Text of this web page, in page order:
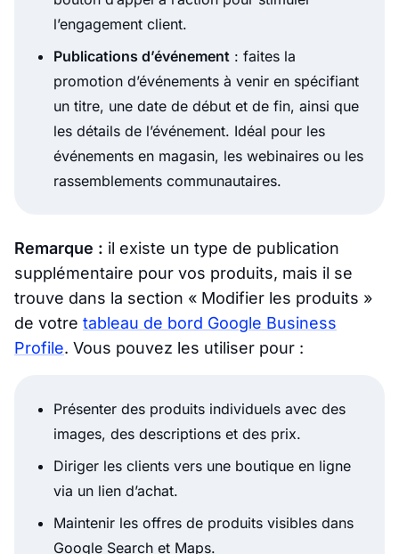
l’engagement client.
Publications d’événement : faites la
promotion d’événements à venir en spécifiant
un titre, une date de début et de fin, ainsi que
les détails de l’événement. Idéal pour les
événements en magasin, les webinaires ou les
rassemblements communautaires.
Remarque : il existe un type de publication
supplémentaire pour vos produits, mais il se
trouve dans la section « Modifier les produits »
de votre tableau de bord Google Business
Profile. Vous pouvez les utiliser pour :
Présenter des produits individuels avec des
images, des descriptions et des prix.
Diriger les clients vers une boutique en ligne
via un lien d’achat.
Maintenir les offres de produits visibles dans
Google Search et Maps.